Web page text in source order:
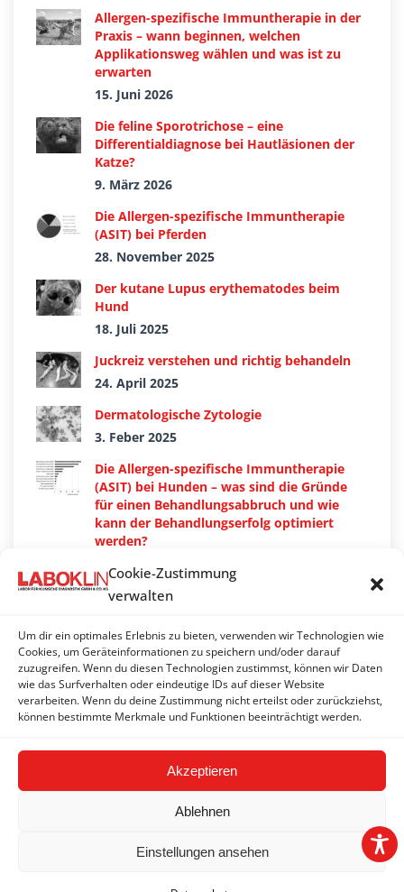
Cookie-Zustimmung
verwalten
Um dir ein optimales Erlebnis zu bieten, verwenden wir Technologien wie
Cookies, um Geräteinformationen zu speichern und/oder darauf
zuzugreifen. Wenn du diesen Technologien zustimmst, können wir Daten
wie das Surfverhalten oder eindeutige IDs auf dieser Website
verarbeiten. Wenn du deine Zustimmung nicht erteilst oder zurückziehst,
können bestimmte Merkmale und Funktionen beeinträchtigt werden.
Akzeptieren
Ablehnen
Einstellungen ansehen
Allergen-spezifische Immuntherapie in der
Praxis – wann beginnen, welchen
Applikationsweg wählen und was ist zu
erwarten
15. Juni 2026
Die feline Sporotrichose – eine
Differentialdiagnose bei Hautläsionen der
Katze?
9. März 2026
Die Allergen-spezifische Immuntherapie
(ASIT) bei Pferden
28. November 2025
Der kutane Lupus erythematodes beim
Hund
18. Juli 2025
Juckreiz verstehen und richtig behandeln
24. April 2025
Dermatologische Zytologie
3. Feber 2025
Die Allergen-spezifische Immuntherapie
(ASIT) bei Hunden – was sind die Gründe
für einen Behandlungsabbruch und wie
kann der Behandlungserfolg optimiert
werden?
28. November 2024
Pemphigus foliaceus bei Hunden und
16. September 2024
Erythema multiforme Komplex bei Hund
und Katze
8. Juli 2024